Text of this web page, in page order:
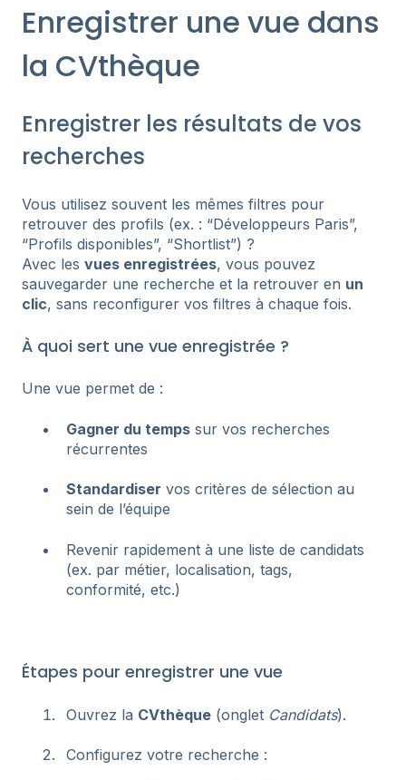
Enregistrer une vue dans
la CVthèque
Enregistrer les résultats de vos
recherches
Vous utilisez souvent les mêmes filtres pour
retrouver des profils (ex. : “Développeurs Paris”,
“Profils disponibles”, “Shortlist”) ?
Avec les vues enregistrées, vous pouvez
sauvegarder une recherche et la retrouver en un
clic, sans reconfigurer vos filtres à chaque fois.
À quoi sert une vue enregistrée ?
Une vue permet de :
Gagner du temps sur vos recherches
récurrentes
Standardiser vos critères de sélection au
sein de l’équipe
Revenir rapidement à une liste de candidats
(ex. par métier, localisation, tags,
conformité, etc.)
Étapes pour enregistrer une vue
Ouvrez la CVthèque (onglet Candidats).
Configurez votre recherche :